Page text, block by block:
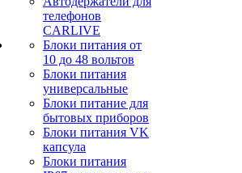
телефонов
CARLIVE
Блоки питания от
10 до 48 вольтов
Блоки питания
универсальные
Блоки питание для
бытовых приборов
Блоки питания VK
капсула
Блоки питания